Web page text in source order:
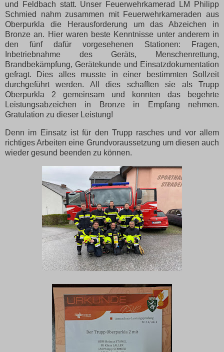
und Feldbach statt. Unser Feuerwehrkamerad LM Philipp
Schmied nahm zusammen mit Feuerwehrkameraden aus
Oberpurkla die Herausforderung um das Abzeichen in
Bronze an. Hier waren beste Kenntnisse unter anderem in
den fünf dafür vorgesehenen Stationen: Fragen,
Inbetriebnahme des Geräts, Menschenrettung,
Brandbekämpfung, Gerätekunde und Einsatzdokumentation
gefragt. Dies alles musste in einer bestimmten Sollzeit
durchgeführt werden. All dies schafften sie als Trupp
Oberpurkla 2 gemeinsam und konnten das begehrte
Leistungsabzeichen in Bronze in Empfang nehmen.
Gratulation zu dieser Leistung!
Denn im Einsatz ist für den Trupp rasches und vor allem
richtiges Arbeiten eine Grundvoraussetzung um diesen auch
wieder gesund beenden zu können.